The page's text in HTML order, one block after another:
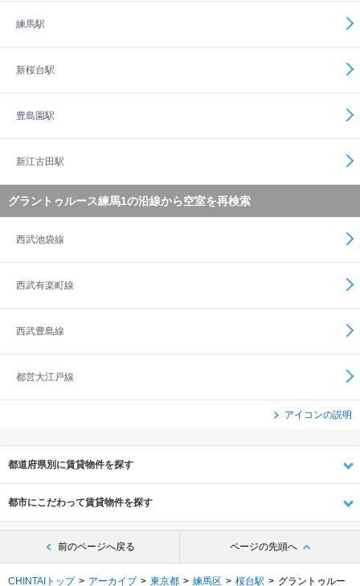
練馬駅
新桜台駅
豊島園駅
新江古田駅
グラントゥルース練馬1の沿線から空室を再検索
西武池袋線
西武有楽町線
西武豊島線
都営大江戸線
アイコンの説明
都道府県別に賃貸物件を探す
都市にこだわって賃貸物件を探す
前のページへ戻る ページの先頭へ
CHINTAIトップ アーカイブ 東京都 練馬区 桜台駅 グラントゥルー